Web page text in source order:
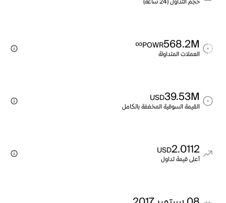
568.2M
POWR
∞
العملات المتداولة
39.53M
USD
القيمة السوقية المخففة بالكامل
2.0112
USD
أعلى قيمة تداول